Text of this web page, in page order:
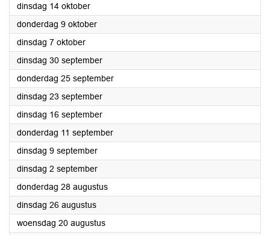
dinsdag 14 oktober2025
donderdag 9 oktober2025
dinsdag 7 oktober2025
dinsdag 30 september2025
donderdag 25 september2025
dinsdag 23 september2025
dinsdag 16 september2025
donderdag 11 september2025
dinsdag 9 september2025
dinsdag 2 september2025
donderdag 28 augustus2025
dinsdag 26 augustus2025
woensdag 20 augustus2025